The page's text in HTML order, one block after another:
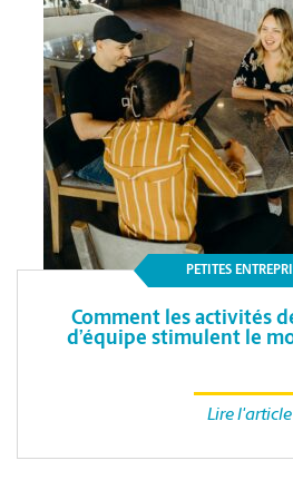
PETITES
Comment les activités
d’équipe stimulent le
Lire l'article